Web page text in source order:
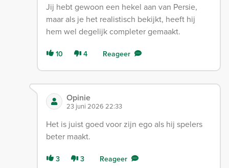
Jij hebt gewoon een hekel aan van Persie,
maar als je het realistisch bekijkt, heeft hij
hem wel degelijk completer gemaakt.
10 4 Reageer
Opinie
23 juni 2026 22:33
Het is juist goed voor zijn ego als hij spelers
beter maakt.
3 3 Reageer